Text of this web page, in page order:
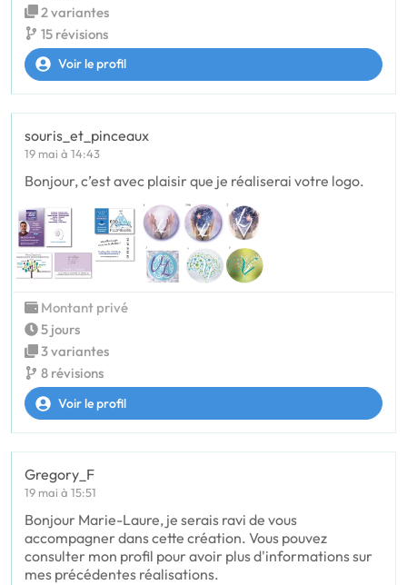
2 variantes
15 révisions
Voir le profil
souris_et_pinceaux
19 mai à 14:43
Bonjour, c’est avec plaisir que je réaliserai votre logo.
Montant privé
5 jours
3 variantes
8 révisions
Voir le profil
Gregory_F
19 mai à 15:51
Bonjour Marie-Laure, je serais ravi de vous
accompagner dans cette création. Vous pouvez
consulter mon profil pour avoir plus d'informations sur
mes précédentes réalisations.